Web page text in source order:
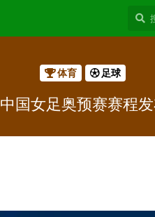
体育 足球
中国女足奥预赛赛程